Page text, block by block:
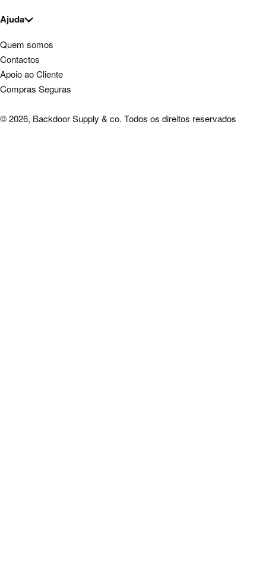
Ajuda
Quem somos
Contactos
Apoio ao Cliente
Compras Seguras
© 2026, Backdoor Supply & co. Todos os direitos reservados